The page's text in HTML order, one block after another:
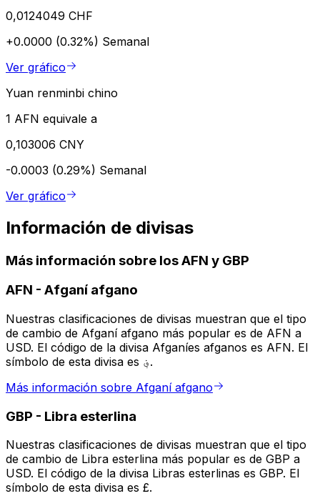
0,0124049 CHF
+0.0000 (0.32%) Semanal
Ver gráfico
Yuan renminbi chino
1 AFN equivale a
0,103006 CNY
-0.0003 (0.29%) Semanal
Ver gráfico
Información de divisas
Más información sobre los AFN y GBP
AFN - Afganí afgano
Nuestras clasificaciones de divisas muestran que el tipo
de cambio de Afganí afgano más popular es de AFN a
USD. El código de la divisa Afganíes afganos es AFN. El
símbolo de esta divisa es ؋.
Más información sobre Afganí afgano
GBP - Libra esterlina
Nuestras clasificaciones de divisas muestran que el tipo
de cambio de Libra esterlina más popular es de GBP a
USD. El código de la divisa Libras esterlinas es GBP. El
símbolo de esta divisa es £.